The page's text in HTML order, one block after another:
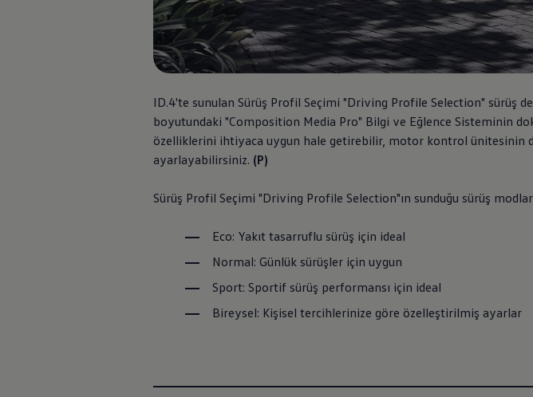
Garanti ve Mobilite
Bilgi ve Eğlence Sistemi Güncellemeleri
e-Kullanım Kılavuzu
Volkswagenim Uygulaması
Klasik Modeller
Yetkili Satıcı ve Servisler
Volkswagen Yol Yardım ve İletişim
WLTP ve Yakıt Tasarruf İpuçları
Volkswagen Sözlük
ID.4'te sunulan Sürüş Profil Seçimi "Driving Profile Selection" sürüş
boyutundaki "Composition Media Pro" Bilgi ve Eğlence Sisteminin
özelliklerini ihtiyaca uygun hale getirebilir, motor kontrol ünitesinin
ayarlayabilirsiniz. (P)
Sürüş Profil Seçimi "Driving Profile Selection"ın sunduğu sürüş
Eco: Yakıt tasarruflu sürüş için ideal
Normal: Günlük sürüşler için uygun
Sport: Sportif sürüş performansı için ideal
Bireysel: Kişisel tercihlerinize göre özelleştirilmiş ayarlar